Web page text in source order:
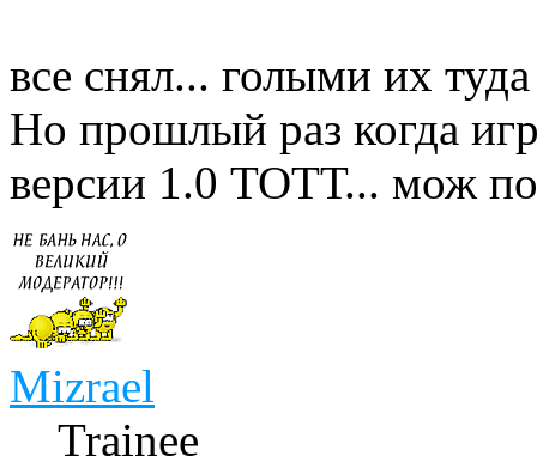
все снял... голыми их
Но прошлый раз когда
версии 1.0 ТОТТ... мож
Mizrael
Trainee